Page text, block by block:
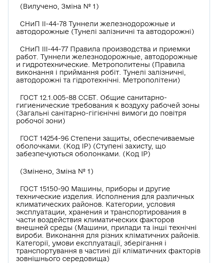
(Вилучено, Зміна № 1)
СНиП ІІ-44-78 Туннели железнодорожные и
автодорожные (Тунелі залізничні та автодорожні)
СНиП ІІІ-44-77 Правила производства и приемки
работ. Туннели железнодорожные, автодорожные
и гидротехнические. Метрополитены (Правила
виконання і приймання робіт. Тунелі залізничні,
автодорожні та гідротехнічні. Метрополітени)
ГОСТ 12.1.005-88 ССБТ. Общие санитарно-
гигиенические требования к воздуху рабочей зоны
(Загальні санітарно-гігієнічні вимоги до повітря
робочої зони)
ГОСТ 14254-96 Степени защиты, обеспечиваемые
оболочками. (Код IP) (Ступені захисту, що
забезпечуються оболонками. (Код IP)
(Змінено, Зміна № 1)
ГОСТ 15150-90 Машины, приборы и другие
технические изделия. Исполнения для различных
климатических районов. Категории, условия
эксплуатации, хранения и транспортирования в
части воздействия климатических факторов
внешней среды (Машини, прилади та інші технічні
вироби. Виконання для різних кліматичних районів.
Категорії, умови експлуатації, зберігання і
транспортування в частині дії кліматичних факторів
зовнішнього середовища)